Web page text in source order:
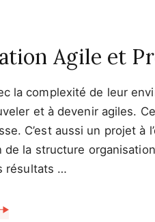
Agile et
la complexité de leur
et à devenir agiles.
C’est aussi un projet
de la structure
résultats …